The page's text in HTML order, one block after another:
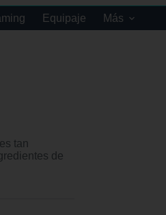
Equipaje Más
tan
de